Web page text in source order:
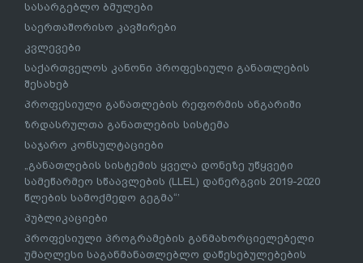
სასარგებლო ბმულები
საერთაშორისო კავშირები
კვლევები
საქართველოს კანონი პროფესიული განათლების
შესახებ
პროფესიული განათლების რეფორმის ანგარიში
ზრდასრულთა განათლების სისტემა
საჯარო კონსულტაციები
„განათლების სისტემის ყველა დონეზე უწყვეტი
სამეწარმეო სწაავლების (LLEL) დანერგვის 2019-2020
წლების სამოქმედო გეგმა“’
პუბლიკაციები
პროფესიული პროგრამების განმახორციელებელი
უმაღლესი საგანმანათლებლო დაწესებულებების